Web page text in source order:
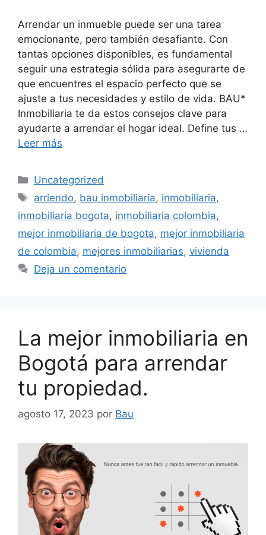
Arrendar un inmueble puede ser una tarea
emocionante, pero también desafiante. Con
tantas opciones disponibles, es fundamental
seguir una estrategia sólida para asegurarte de
que encuentres el espacio perfecto que se
ajuste a tus necesidades y estilo de vida. BAU*
Inmobiliaria te da estos consejos clave para
ayudarte a arrendar el hogar ideal. Define tus …
Leer más
Categorías
Uncategorized
Etiquetas
arriendo, bau inmobiliaria, inmobiliaria,
inmobiliaria bogota, inmobiliaria colombia,
mejor inmobiliaria de bogota, mejor inmobiliaria
de colombia, mejores inmobiliarias, vivienda
Deja un comentario
La mejor inmobiliaria en
Bogotá para arrendar
tu propiedad.
agosto 17, 2023 por Bau